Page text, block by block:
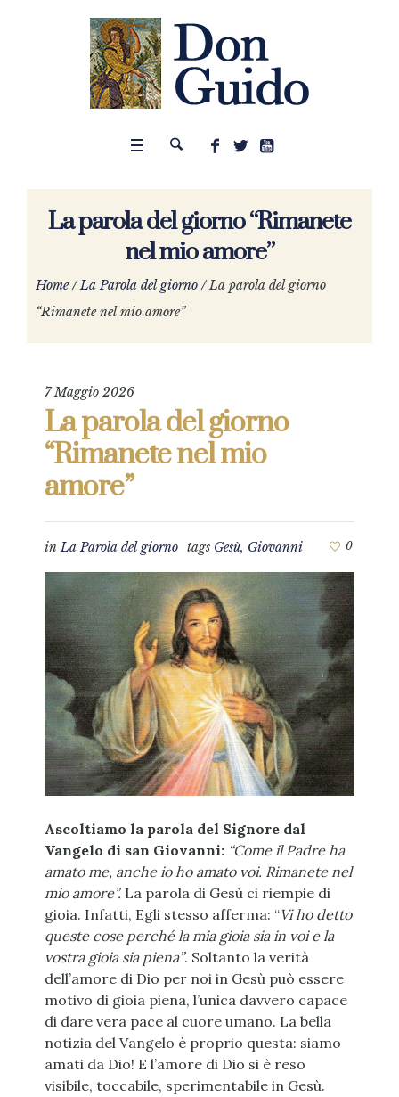
La parola del giorno “Rimanete
nel mio amore”
Home /La Parola del giorno /La parola del giorno
“Rimanete nel mio amore”
7 Maggio 2026
La parola del giorno
“Rimanete nel mio
amore”
inLa Parola del giorno tags Gesù, Giovanni 0
Ascoltiamo la parola del Signore dal
Vangelo di san Giovanni: “Come il Padre ha
amato me, anche io ho amato voi. Rimanete nel
mio amore”.La parola di Gesù ci riempie di
gioia. Infatti, Egli stesso afferma: “Vi ho detto
queste cose perché la mia gioia sia in voi e la
vostra gioia sia piena”. Soltanto la verità
dell’amore di Dio per noi in Gesù può essere
motivo di gioia piena, l’unica davvero capace
di dare vera pace al cuore umano. La bella
notizia del Vangelo è proprio questa: siamo
amati da Dio! E l’amore di Dio si è reso
visibile, toccabile, sperimentabile in Gesù.